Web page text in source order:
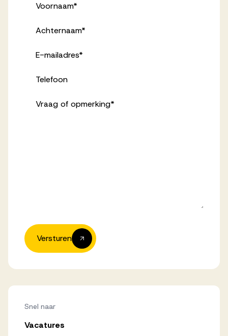
Voornaam*
Achternaam*
E-mailadres*
Telefoon
Vraag of opmerking*
Versturen
Snel naar
Vacatures